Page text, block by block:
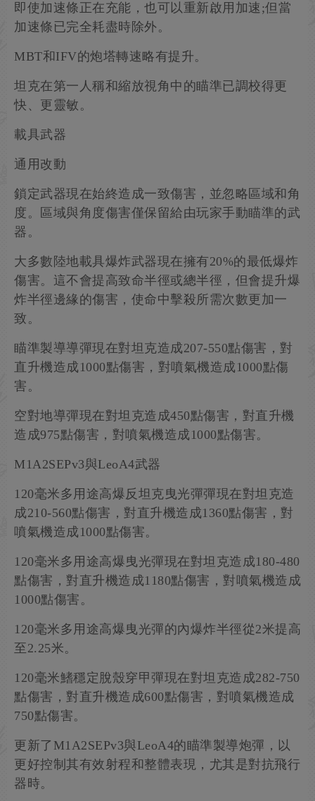
即使加速條正在充能，也可以重新啟用加速;但當
加速條已完全耗盡時除外。
MBT和IFV的炮塔轉速略有提升。
坦克在第一人稱和縮放視角中的瞄準已調校得更
快、更靈敏。
載具武器
通用改動
鎖定武器現在始終造成一致傷害，並忽略區域和角
度。區域與角度傷害僅保留給由玩家手動瞄準的武
器。
大多數陸地載具爆炸武器現在擁有20%的最低爆炸
傷害。這不會提高致命半徑或總半徑，但會提升爆
炸半徑邊緣的傷害，使命中擊殺所需次數更加一
致。
瞄準製導導彈現在對坦克造成207-550點傷害，對
直升機造成1000點傷害，對噴氣機造成1000點傷
害。
空對地導彈現在對坦克造成450點傷害，對直升機
造成975點傷害，對噴氣機造成1000點傷害。
M1A2SEPv3與LeoA4武器
120毫米多用途高爆反坦克曳光彈彈現在對坦克造
成210-560點傷害，對直升機造成1360點傷害，對
噴氣機造成1000點傷害。
120毫米多用途高爆曳光彈現在對坦克造成180-480
點傷害，對直升機造成1180點傷害，對噴氣機造成
1000點傷害。
120毫米多用途高爆曳光彈的內爆炸半徑從2米提高
至2.25米。
120毫米鰭穩定脫殼穿甲彈現在對坦克造成282-750
點傷害，對直升機造成600點傷害，對噴氣機造成
750點傷害。
更新了M1A2SEPv3與LeoA4的瞄準製導炮彈，以
更好控制其有效射程和整體表現，尤其是對抗飛行
器時。